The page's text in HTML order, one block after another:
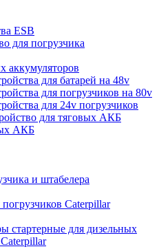
ESB
для погрузчика
аккумуляторов
для батарей на 48v
для погрузчиков на 80v
для 24v погрузчиков
для тяговых АКБ
АКБ
и штабелера
Caterpillar
стартерные для дизельных